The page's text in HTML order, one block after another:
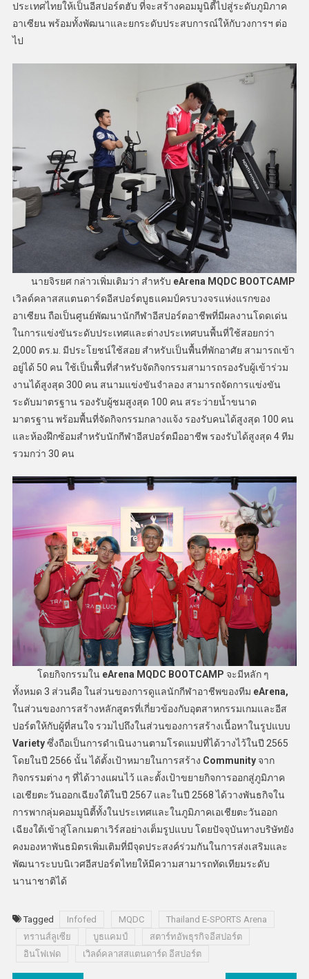
ประเทศไทยให้เป็นอีสปอร์ตฮับ ที่จะสร้างคอมมูนิตี้ไปสู่ระดับภูมิภาค
อาเซียน พร้อมทั้งพัฒนาและยกระดับประสบการณ์ให้กับวงการฯ ต่อ
ไป
นายจิรยศ กล่าวเพิ่มเติมว่า สำหรับ eArena MQDC BOOTCAMP
เวิลด์คลาสสแตนดาร์ดอีสปอร์ตบูธแคมป์ครบวงจรแห่งแรกของ
อาเซียน ถือเป็นศูนย์พัฒนานักกีฬาอีสปอร์ตอาชีพที่มีผลงานโดดเด่น
ในการแข่งขันระดับประเทศและต่างประเทศบนพื้นที่ใช้สอยกว่า
2,000 ตร.ม. มีประโยชน์ใช้สอย สำหรับเป็นพื้นที่พักอาศัย สามารถเข้า
อยู่ได้ 50 คน ใช้เป็นพื้นที่สำหรับจัดกิจกรรมสามารถรองรับผู้เข้าร่วม
งานได้สูงสุด 300 คน สนามแข่งขันจำลอง สามารถจัดการแข่งขัน
ระดับมาตรฐาน รองรับผู้ชมสูงสุด 100 คน สระว่ายน้ำขนาด
มาตรฐาน พร้อมพื้นที่จัดกิจกรรมกลางแจ้ง รองรับคนได้สูงสุด 100 คน
และห้องฝึกซ้อมสำหรับนักกีฬาอีสปอร์ตมืออาชีพ รองรับได้สูงสุด 4 ทีม
รวมกว่า 30 คน
โดยกิจกรรมใน eArena MQDC BOOTCAMP จะมีหลัก ๆ
ทั้งหมด 3 ส่วนคือ ในส่วนของการดูแลนักกีฬาอาชีพของทีม eArena,
ในส่วนของการสร้างหลักสูตรที่เกี่ยวข้องกับอุตสาหกรรมเกมและอีส
ปอร์ตให้กับผู้ที่สนใจ รวมไปถึงในส่วนของการสร้างเนื้อหาในรูปแบบ
Varietyซึ่งถือเป็นการดำเนินงานตามโรดแมปที่ได้วางไว้ในปี 2565
โดยในปี 2566 นั้น ได้ตั้งเป้าหมายในการสร้าง Community จาก
กิจกรรมต่าง ๆ ที่ได้วางแผนไว้ และตั้งเป้าขยายกิจการออกสู่ภูมิภาค
เอเชียตะวันออกเฉียงใต้ในปี 2567 และในปี 2568 ได้วางพันธกิจใน
การพากลุ่มคอมมูนิตี้ทั้งในประเทศและในภูมิภาคเอเชียตะวันออก
เฉียงใต้เข้าสู่โลกเมตาเวิร์สอย่างเต็มรูปแบบ โดยปัจจุบันทางบริษัทยัง
คงมองหาพันธมิตรเพิ่มเติมที่มีจุดประสงค์ร่วมกันในการส่งเสริมและ
พัฒนาระบบนิเวศอีสปอร์ตไทยให้มีความสามารถทัดเทียมระดับ
นานาชาติได้
Tagged Infofed MQDC
Thailand E-SPORTS Arena
ทรานส์ลูเซีย
บูธแคมป์
สตาร์ทอัพธุรกิจอีสปอร์ต
อินโฟเฟด
เวิลด์คลาสสแตนดาร์ด อีสปอร์ต